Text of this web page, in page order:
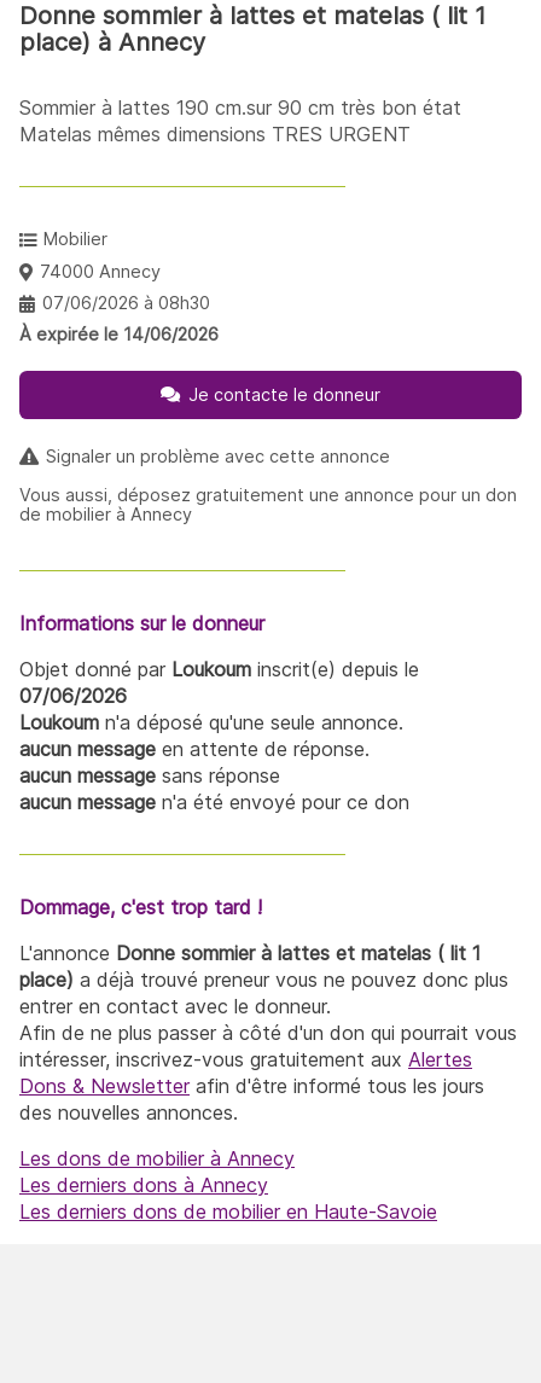
Donne sommier à lattes et matelas ( lit 1
place) à Annecy
Sommier à lattes 190 cm.sur 90 cm très bon état
Matelas mêmes dimensions TRES URGENT
Mobilier
74000 Annecy
07/06/2026 à 08h30
À expirée le 14/06/2026
Je contacte le donneur
Signaler un problème avec cette annonce
Vous aussi, déposez gratuitement une annonce pour un don
de mobilier à Annecy
Informations sur le donneur
Objet donné par Loukoum inscrit(e) depuis le
07/06/2026
Loukoum n'a déposé qu'une seule annonce.
aucun message en attente de réponse.
aucun message sans réponse
aucun message n'a été envoyé pour ce don
Dommage, c'est trop tard !
L'annonce Donne sommier à lattes et matelas ( lit 1
place) a déjà trouvé preneur vous ne pouvez donc plus
entrer en contact avec le donneur.
Afin de ne plus passer à côté d'un don qui pourrait vous
intéresser, inscrivez-vous gratuitement aux Alertes
Dons & Newsletterafin d'être informé tous les jours
des nouvelles annonces.
Les dons de mobilier à Annecy
Les derniers dons à Annecy
Les derniers dons de mobilier en Haute-Savoie